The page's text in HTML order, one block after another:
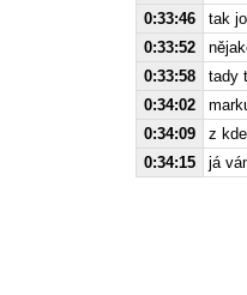
0:33:46
tak
0:33:52
0:33:58
tady
0:34:02
0:34:09
z
0:34:15
já